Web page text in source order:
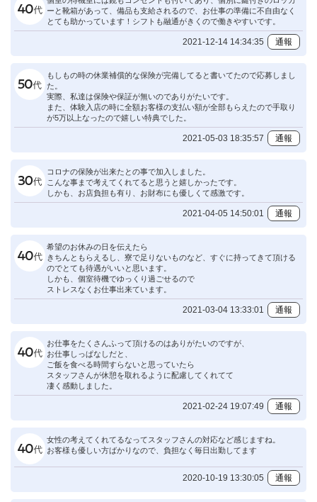
ーと靴箱があって、備品も支給されるので、お仕事の準備に不自由なく
とても助かっています！シフトも融通がきくので働きやすいです。
2021-12-14 14:34:35 通報
もしもの時の休業補償的な保険が完備してると書いてたので応募しまし
た。
実際、私達は保険や保証が無いのでありがたいです。
また、体験入店の時に全額お客様の支払い額が全部もらえたので手取り
が5万以上なったので嬉しい特典でした。
2021-05-03 18:35:57 通報
コロナの保険が出来たとの事で加入しました。
こんな事まで考えてくれてると思うと嬉しかったです。
しかも、お店負担も有り、お財布にも優しくて感激です。
2021-04-05 14:50:01 通報
希望のお休みの日を伝えたら
きちんともらえるし、寮で足りないものなど、すぐに持ってきて頂ける
のでとても待遇がいいと思います。
しかも、個室待機でゆっくり過ごせるので
ストレスなくお仕事出来ています。
2021-03-04 13:33:01 通報
お仕事をたくさんふって頂けるのはありがたいのですが、
お仕事しっぱなしだと、
ご飯を食べる時間すらないと思っていたら
スタッフさんが休憩を取れるように配慮してくれてて
凄く感動しました。
2021-02-24 19:07:49 通報
女性の考えてくれてるなってスタッフさんの対応など感じますね。
お客様も優しい方ばかりなので、負担なく毎日出勤してます
2020-10-19 13:30:05 通報